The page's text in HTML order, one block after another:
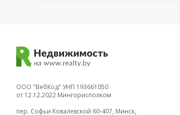
ООО "ВебКод" УНП 193661050
от 12.12.2022 Мингорисполком
пер. Софьи Ковалевской 60-407, Минск,